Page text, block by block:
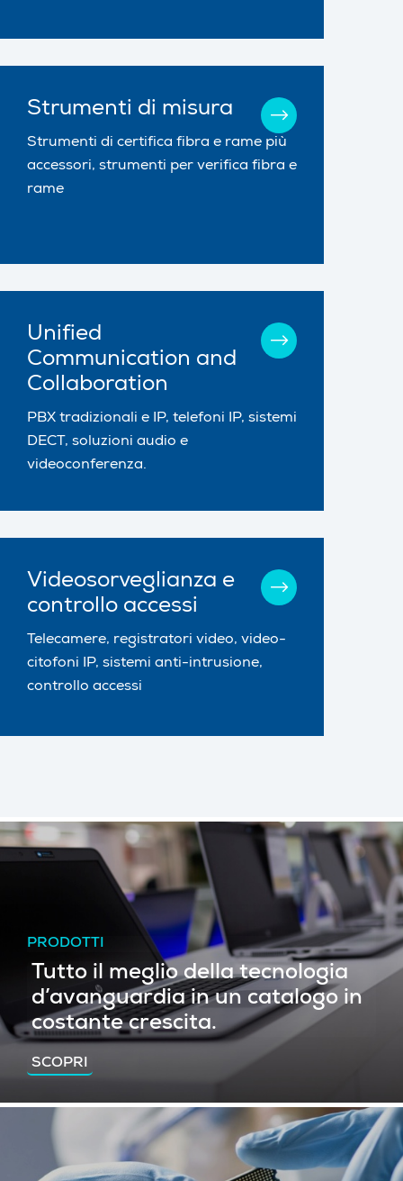
Strumenti di misura
Strumenti di certifica fibra e rame più
accessori, strumenti per verifica fibra e
rame
Unified
Communication and
Collaboration
PBX tradizionali e IP, telefoni IP, sistemi
DECT, soluzioni audio e
videoconferenza.
Videosorveglianza e
controllo accessi
Telecamere, registratori video, video-
citofoni IP, sistemi anti-intrusione,
controllo accessi
PRODOTTI
Tutto il meglio della tecnologia
d’avanguardia in un catalogo in
costante crescita.
SCOPRI